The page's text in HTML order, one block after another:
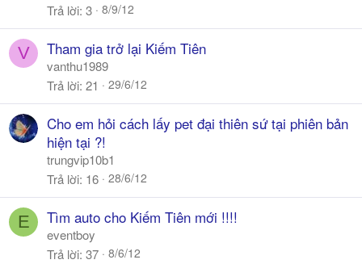
Trả lời 3 8/9/12
V Tham gia trở lại Kiếm Tiên
vanthu1989
Trả lời 21 29/6/12
Cho em hỏi cách lấy pet đại thiên sứ tại phiên bản
hiện tại ?!
trungvip10b1
Trả lời 16 28/6/12
E Tìm auto cho Kiếm Tiên mới !!!!
eventboy
Trả lời 37 8/6/12